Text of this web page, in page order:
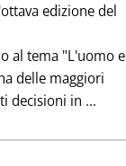
edizione del
al tema "L'uomo e
delle maggiori
decisioni in ...